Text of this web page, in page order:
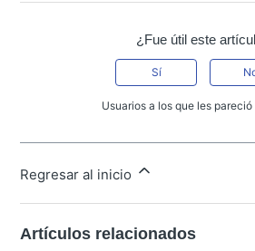
¿Fue útil este
Sí
Usuarios a los que les pareció
Regresar al inicio
Artículos relacionados